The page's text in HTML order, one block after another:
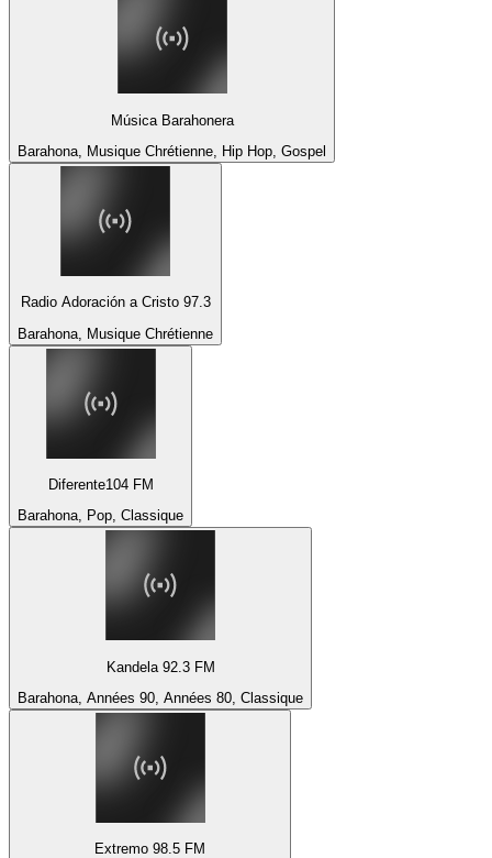
Música Barahonera
Barahona, Musique Chrétienne, Hip Hop, Gospel
Radio Adoración a Cristo 97.3
Barahona, Musique Chrétienne
Diferente104 FM
Barahona, Pop, Classique
Kandela 92.3 FM
Barahona, Années 90, Années 80, Classique
Extremo 98.5 FM